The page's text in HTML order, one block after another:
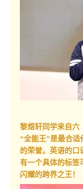
黎煜轩同学来自六
“全能王”是最合适
的荣誉。英语的
有一个具体的标签
闪耀的跨界之王！